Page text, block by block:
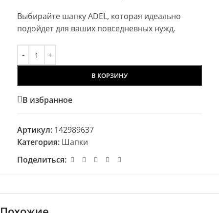
Выбирайте шапку ADEL, которая идеально
подойдет для ваших повседневных нужд.
В КОРЗИНУ
В избранное
Артикул: 142989637
Категория: Шапки
Поделиться: